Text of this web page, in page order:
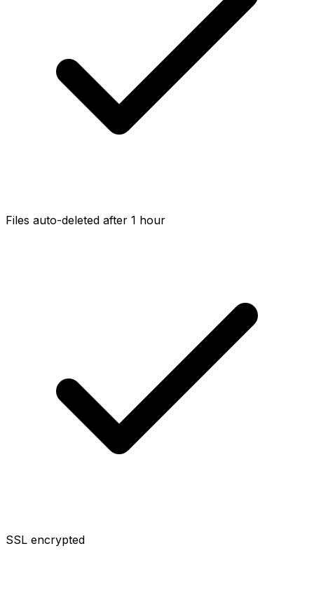
Files auto-deleted after 1 hour
SSL encrypted